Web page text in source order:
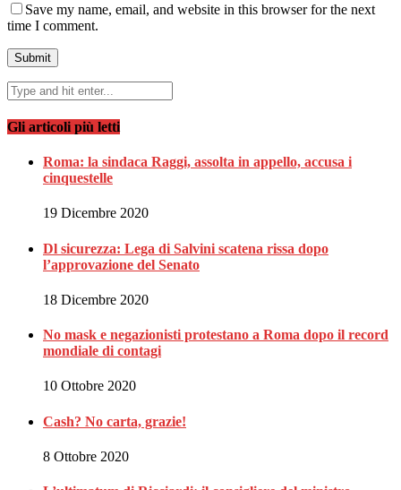
Save my name, email, and website in this browser for the next
time I comment.
Gli articoli più letti
Roma: la sindaca Raggi, assolta in appello, accusa i
cinquestelle
19 Dicembre 2020
Dl sicurezza: Lega di Salvini scatena rissa dopo
l’approvazione del Senato
18 Dicembre 2020
No mask e negazionisti protestano a Roma dopo il record
mondiale di contagi
10 Ottobre 2020
Cash? No carta, grazie!
8 Ottobre 2020